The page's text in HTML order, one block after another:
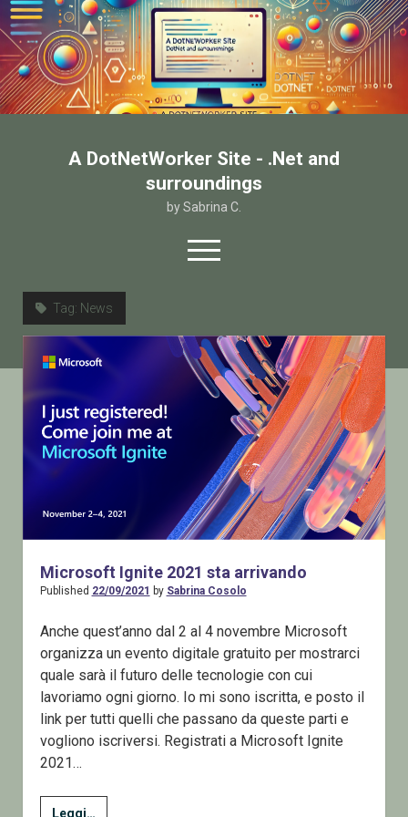
A DotNetWorker Site - .Net and
surroundings
by Sabrina C.
open
menu
Home
Chi sono
Contatto
Tag: News
Microsoft Ignite 2021 sta arrivando
Published 22/09/2021 by Sabrina Cosolo
Anche quest’anno dal 2 al 4 novembre Microsoft
organizza un evento digitale gratuito per mostrarci
quale sarà il futuro delle tecnologie con cui
lavoriamo ogni giorno. Io mi sono iscritta, e posto il
link per tutti quelli che passano da queste parti e
vogliono iscriversi. Registrati a Microsoft Ignite
2021…
Leggi…Microsoft